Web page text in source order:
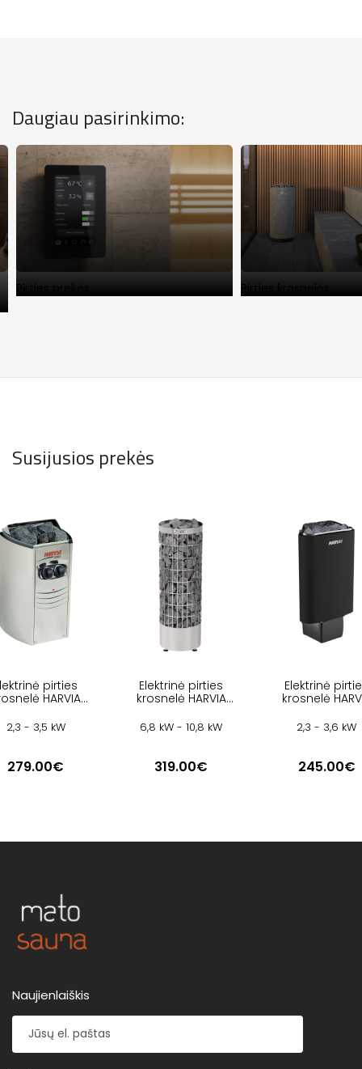
Daugiau pasirinkimo:
Pirties prekės Pirties krosnelės
Susijusios prekės
pirties
HARVIA
2,3 - 3,5 kW
279.00€
Elektrinė pirties
krosnelė HARVIA
6,8 kW - 10,8 kW
319.00€
Elektrinė
krosnelė
2,3 - 3,6 kW
245.00€
Naujienlaiškis